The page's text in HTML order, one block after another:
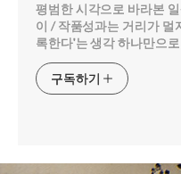
평범한 시각으로 바라본
이 / 작품성과는 거리가 멀
록한다'는 생각 하나만으
구독하기